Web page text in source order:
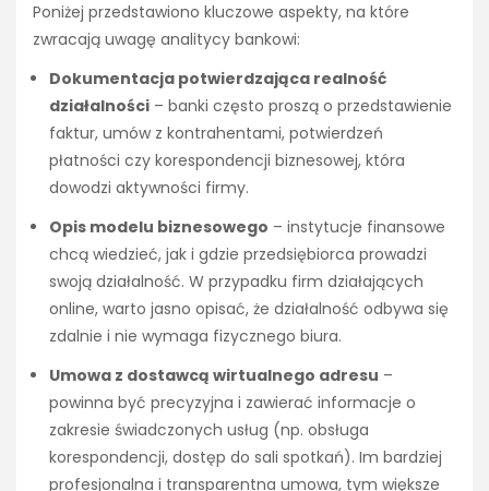
Poniżej przedstawiono kluczowe aspekty, na które
zwracają uwagę analitycy bankowi:
Dokumentacja potwierdzająca realność
działalności – banki często proszą o przedstawienie
faktur, umów z kontrahentami, potwierdzeń
płatności czy korespondencji biznesowej, która
dowodzi aktywności firmy.
Opis modelu biznesowego – instytucje finansowe
chcą wiedzieć, jak i gdzie przedsiębiorca prowadzi
swoją działalność. W przypadku firm działających
online, warto jasno opisać, że działalność odbywa się
zdalnie i nie wymaga fizycznego biura.
Umowa z dostawcą wirtualnego adresu –
powinna być precyzyjna i zawierać informacje o
zakresie świadczonych usług (np. obsługa
korespondencji, dostęp do sali spotkań). Im bardziej
profesjonalna i transparentna umowa, tym większe